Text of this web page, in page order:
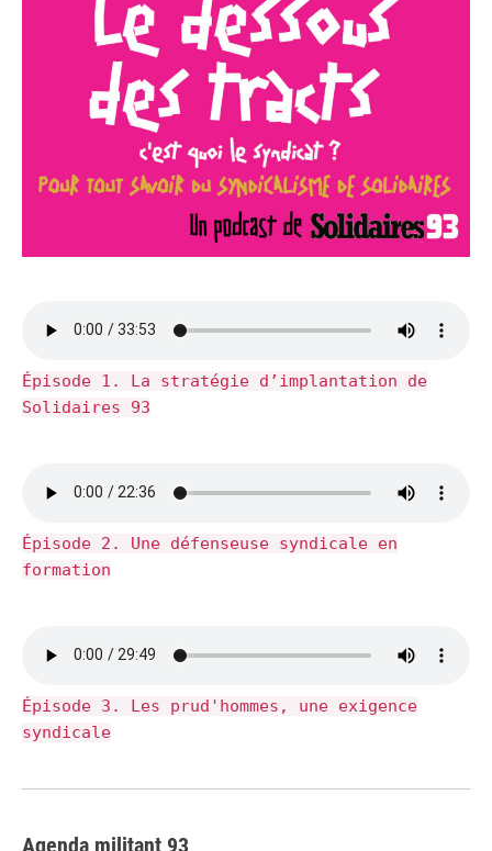
Épisode 1. La stratégie d’implantation de
Solidaires 93
Épisode 2. Une défenseuse syndicale en
formation
Épisode 3. Les prud'hommes, une exigence
syndicale
Agenda militant 93